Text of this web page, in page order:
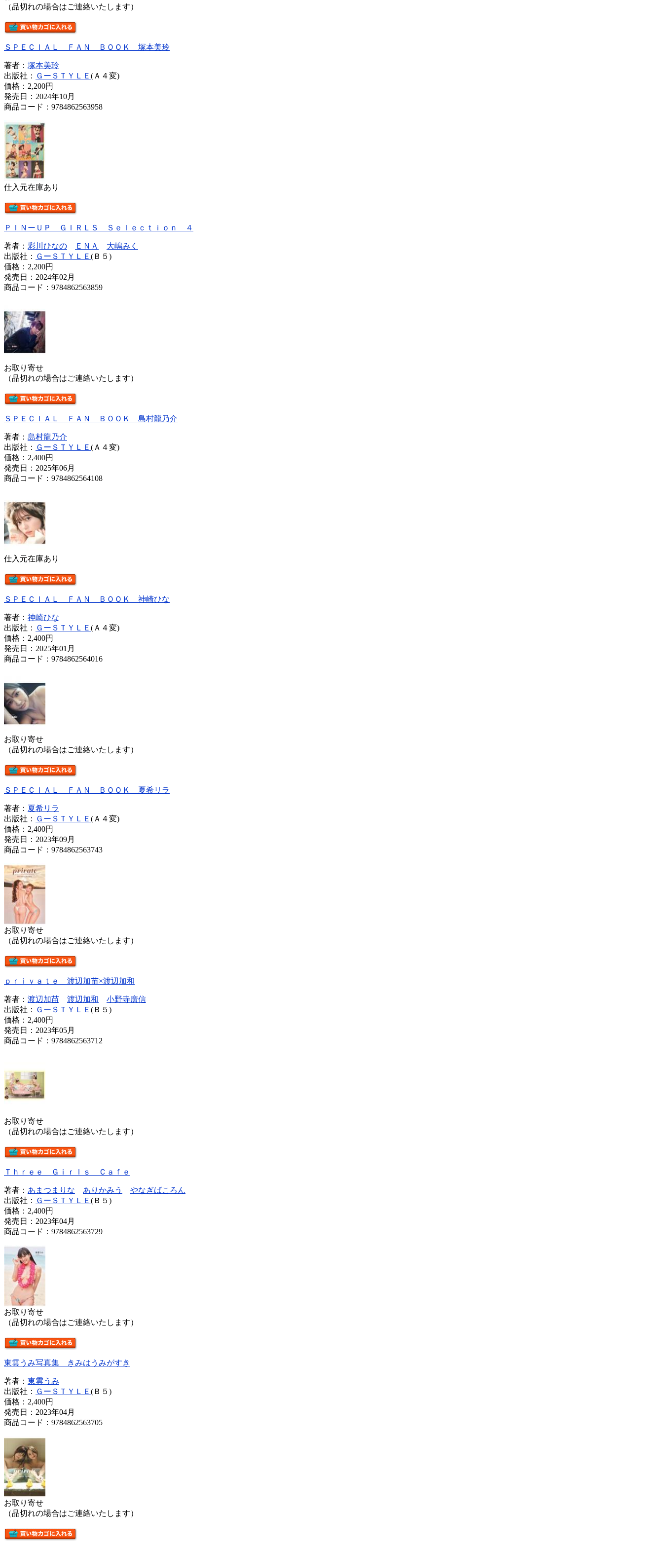
（品切れの場合はご連絡いたします）
ＳＰＥＣＩＡＬ ＦＡＮ ＢＯＯＫ 塚本美玲
著者： 塚本美玲
出版社： ＧーＳＴＹＬＥ (Ａ４変)
価格： 2,200円
発売日：2024年10月
商品コード：9784862563958
仕入元在庫あり
ＰＩＮーＵＰ ＧＩＲＬＳ Ｓｅｌｅｃｔｉｏｎ ４
著者： 彩川ひなの ＥＮＡ
大嶋みく
出版社： ＧーＳＴＹＬＥ (Ｂ５)
価格： 2,200円
発売日：2024年02月
商品コード：9784862563859
お取り寄せ
（品切れの場合はご連絡いたします）
ＳＰＥＣＩＡＬ ＦＡＮ ＢＯＯＫ 島村龍乃介
著者： 島村龍乃介
出版社： ＧーＳＴＹＬＥ (Ａ４変)
価格： 2,400円
発売日：2025年06月
商品コード：9784862564108
仕入元在庫あり
ＳＰＥＣＩＡＬ ＦＡＮ ＢＯＯＫ 神崎ひな
著者： 神崎ひな
出版社： ＧーＳＴＹＬＥ (Ａ４変)
価格： 2,400円
発売日：2025年01月
商品コード：9784862564016
お取り寄せ
（品切れの場合はご連絡いたします）
ＳＰＥＣＩＡＬ ＦＡＮ ＢＯＯＫ 夏希リラ
著者： 夏希リラ
出版社： ＧーＳＴＹＬＥ (Ａ４変)
価格： 2,400円
発売日：2023年09月
商品コード：9784862563743
お取り寄せ
（品切れの場合はご連絡いたします）
ｐｒｉｖａｔｅ 渡辺加苗×渡辺加和
著者： 渡辺加苗 渡辺加和
小野寺廣信
出版社： ＧーＳＴＹＬＥ (Ｂ５)
価格： 2,400円
発売日：2023年05月
商品コード：9784862563712
お取り寄せ
（品切れの場合はご連絡いたします）
Ｔｈｒｅｅ Ｇｉｒｌｓ Ｃａｆｅ
著者： あまつまりな ありかみう
やなぎばころん
出版社： ＧーＳＴＹＬＥ (Ｂ５)
価格： 2,400円
発売日：2023年04月
商品コード：9784862563729
お取り寄せ
（品切れの場合はご連絡いたします）
東雲うみ写真集 きみはうみがすき
著者： 東雲うみ
出版社： ＧーＳＴＹＬＥ (Ｂ５)
価格： 2,400円
発売日：2023年04月
商品コード：9784862563705
お取り寄せ
（品切れの場合はご連絡いたします）